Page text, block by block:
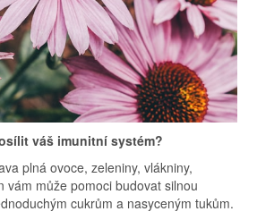
váš imunitní systém?
plná ovoce, zeleniny, vlákniny,
vám může pomoci budovat silnou
cukrům a nasyceným tukům.